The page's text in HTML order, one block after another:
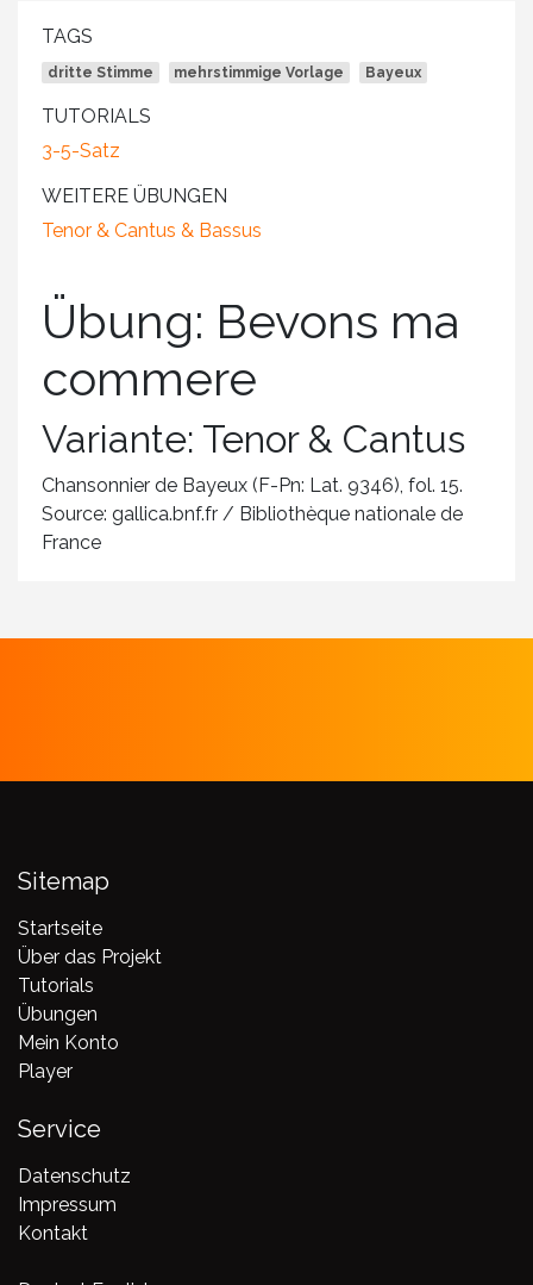
Übung: Bevons ma
commere
Variante: Tenor & Cantus
Chansonnier de Bayeux (F-Pn: Lat. 9346), fol. 15.
Source: gallica.bnf.fr / Bibliothèque nationale de
France
TAGS
dritte Stimme mehrstimmige Vorlage Bayeux
TUTORIALS
3-5-Satz
WEITERE ÜBUNGEN
Tenor & Cantus & Bassus
Sitemap
Startseite
Über das Projekt
Tutorials
Übungen
Mein Konto
Player
Service
Datenschutz
Impressum
Kontakt